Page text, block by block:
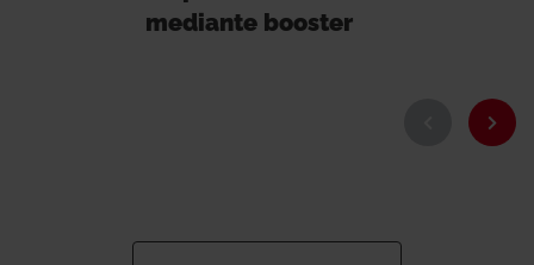
mediante booster